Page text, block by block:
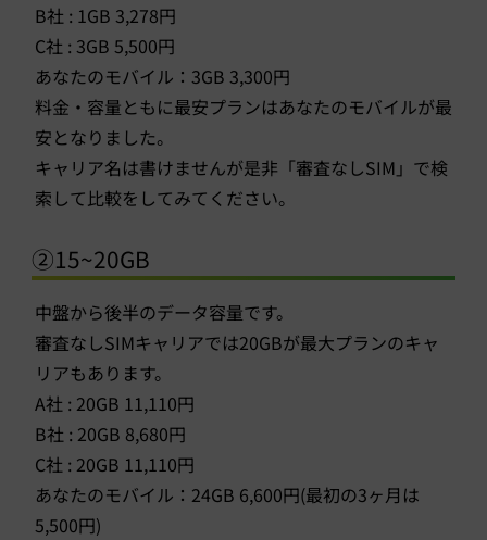
B社 : 1GB 3,278円
C社 : 3GB 5,500円
あなたのモバイル：3GB 3,300円
料金・容量ともに最安プランはあなたのモバイルが最
安となりました。
キャリア名は書けませんが是非「審査なしSIM」で検
索して比較をしてみてください。
②15~20GB
中盤から後半のデータ容量です。
審査なしSIMキャリアでは20GBが最大プランのキャ
リアもあります。
A社 : 20GB 11,110円
B社 : 20GB 8,680円
C社 : 20GB 11,110円
あなたのモバイル：24GB 6,600円(最初の3ヶ月は
5,500円)